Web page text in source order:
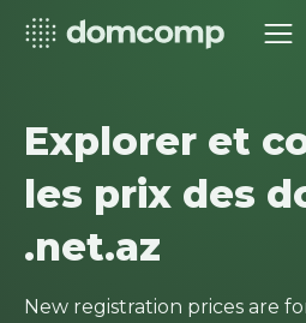
Explorer et
les prix des
.net.az
New registration prices are